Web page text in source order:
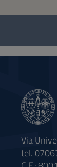
social
Via
tel.